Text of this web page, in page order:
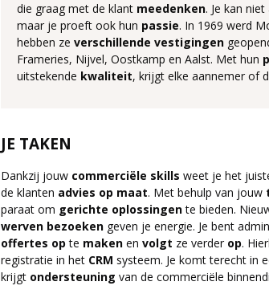
die graag met de klant meedenken. Je kan
maar je proeft ook hun passie. In 1969 werd
hebben ze verschillende vestigingen
Frameries, Nijvel, Oostkamp en Aalst. Met hun
uitstekende kwaliteit, krijgt elke aannemer of
JE TAKEN
Dankzij jouw commerciële skills weet je het
de klanten advies op maat. Met behulp van jouw
paraat om gerichte oplossingente bieden.
werven bezoeken geven je energie. Je bent
offertes op te maken en volgt ze verder op.
registratie in het CRM systeem. Je komt terecht in
krijgt ondersteuning van de commerciële